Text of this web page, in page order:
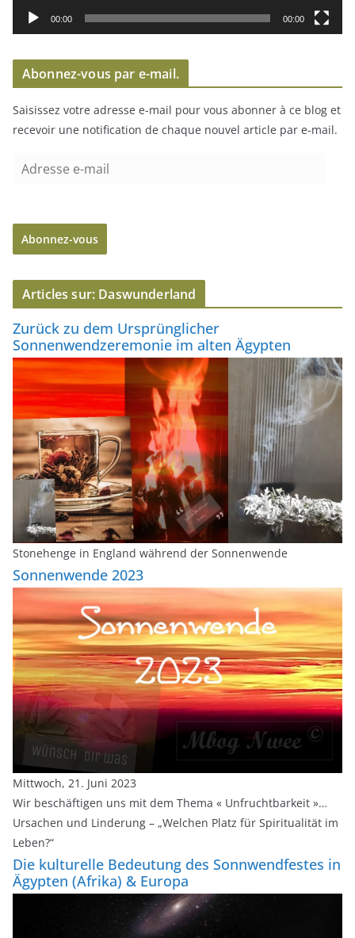
d
é
00:00 00:00
Abonnez-vous par e-mail.
Saisissez votre adresse e-mail pour vous abonner à ce blog et
recevoir une notification de chaque nouvel article par e-mail.
e
e
-
m
a
Abonnez-vous
Articles sur: Daswunderland
Zurück zu dem Ursprünglicher
Sonnenwendzeremonie im alten Ägypten
Stonehenge in England während der Sonnenwende
Sonnenwende 2023
Mittwoch, 21. Juni 2023
Wir beschäftigen uns mit dem Thema « Unfruchtbarkeit »…
Ursachen und Linderung – „Welchen Platz für Spiritualität im
Leben?“
Die kulturelle Bedeutung des Sonnwendfestes in
Ägypten (Afrika) & Europa